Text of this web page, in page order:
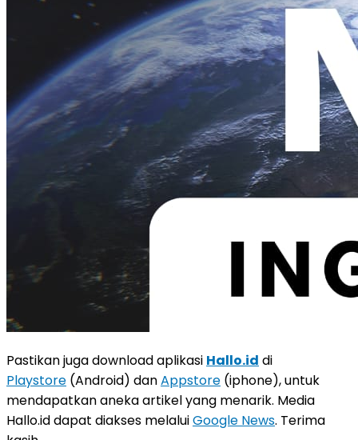
Pastikan juga download aplikasi Hallo.id di
Playstore (Android) danAppstore (iphone), untuk
mendapatkan aneka artikel yang menarik. Media
Hallo.id dapat diakses melaluiGoogle News. Terima